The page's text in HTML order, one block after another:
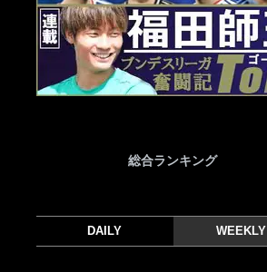
総合ランキング
DAILY WEEKLY